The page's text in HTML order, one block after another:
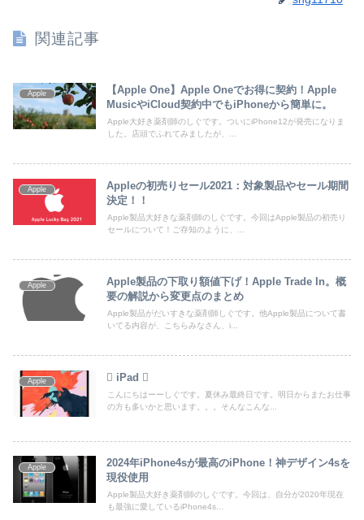
関連記事
Apple
【Apple One】Apple Oneでお得に契約！Apple
MusicやiCloud契約中でもiPhoneから簡単に。
Apple大好き薬剤師のしぐです。ついにiPhone12が発売になりま
した。店頭でふれてみましたが、...
Apple
Appleの初売りセール2021：対象製品やセール期間
決定！！
Apple製品大好きな薬剤師のしぐです。今回はApple製品の初売り
セールについて！ご存知のように、...
Apple
Apple製品の下取り額値下げ！Apple Trade In。概
要の解説から変更点のまとめ
Apple製品がだいすきな薬剤師しぐです。他Apple製品について書
いてる内容が、こちらみなさん、i...
Apple  iPad 
こんにちはーーしぐです。夏休み最終日です。明日からまたお仕事
の方も多いかと思います。。。そんなこんな...
Apple
2024年iPhone4sが最高のiPhone！神デザイン4sを
現役使用
Apple製品大好き薬剤師のしぐです。今回は、自分が2020年現在
も最強に愛しているiPhone4s...